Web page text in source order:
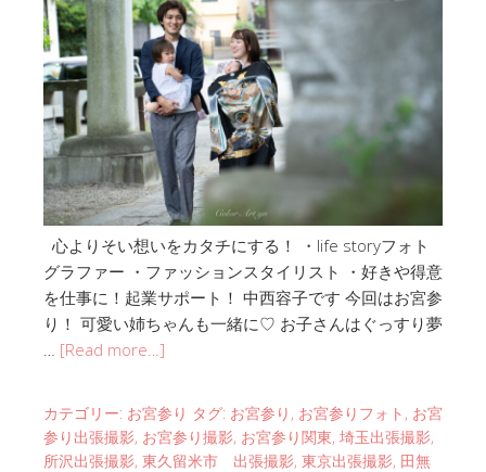
心よりそい想いをカタチにする！ ・life storyフォト
グラファー ・ファッションスタイリスト ・好きや得意
を仕事に！起業サポート！ 中西容子です 今回はお宮参
り！ 可愛い姉ちゃんも一緒に♡ お子さんはぐっすり夢
[Read more…]
カテゴリー: お宮参り タグ: お宮参り , お宮参りフォト , お宮
参り出張撮影, お宮参り撮影, お宮参り関東, 埼玉出張撮影,
所沢出張撮影, 東久留米市 出張撮影, 東京出張撮影, 田無